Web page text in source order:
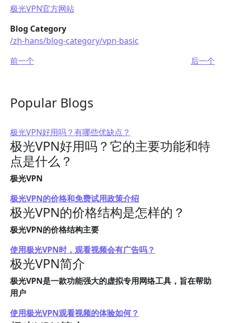
极光VPN官方网站
Blog Category
/zh-hans/blog-category/vpn-basic
前一个
后一个
Popular Blogs
极光VPN好用吗？有哪些优缺点？
极光VPN好用吗？它的主要功能和特
点是什么？
极光VPN
极光VPN的价格和免费试用政策介绍
极光VPN的价格结构是怎样的？
极光VPN的价格结构主要
使用极光VPN时，观看视频会有广告吗？
极光VPN简介
极光VPN是一款功能强大的虚拟专用网络工具，旨在帮助
用户
使用极光VPN观看视频的体验如何？